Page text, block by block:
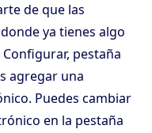
de que las
ya tienes algo
pestaña
agregar una
Puedes cambiar
en la pestaña